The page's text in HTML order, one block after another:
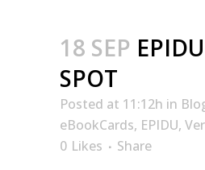
18 SEP
SPOT
Posted at 11:12h in
eBookCards, EPIDU,
0 Likes Share